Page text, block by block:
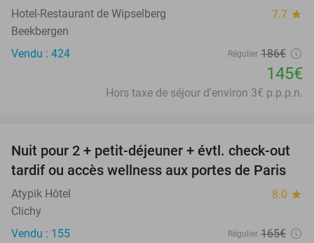
Hotel-Restaurant de Wipselberg 7.7 star
Beekbergen
Vendu : 424
Régulier 186€
145€
Hors taxe de séjour d'environ 3€ p.p.p.n.
38%
Nuit pour 2 + petit-déjeuner + évtl. check-out
tardif ou accès wellness aux portes de Paris
Atypik Hôtel 8.0 star
Clichy
Vendu : 155
Régulier 165€